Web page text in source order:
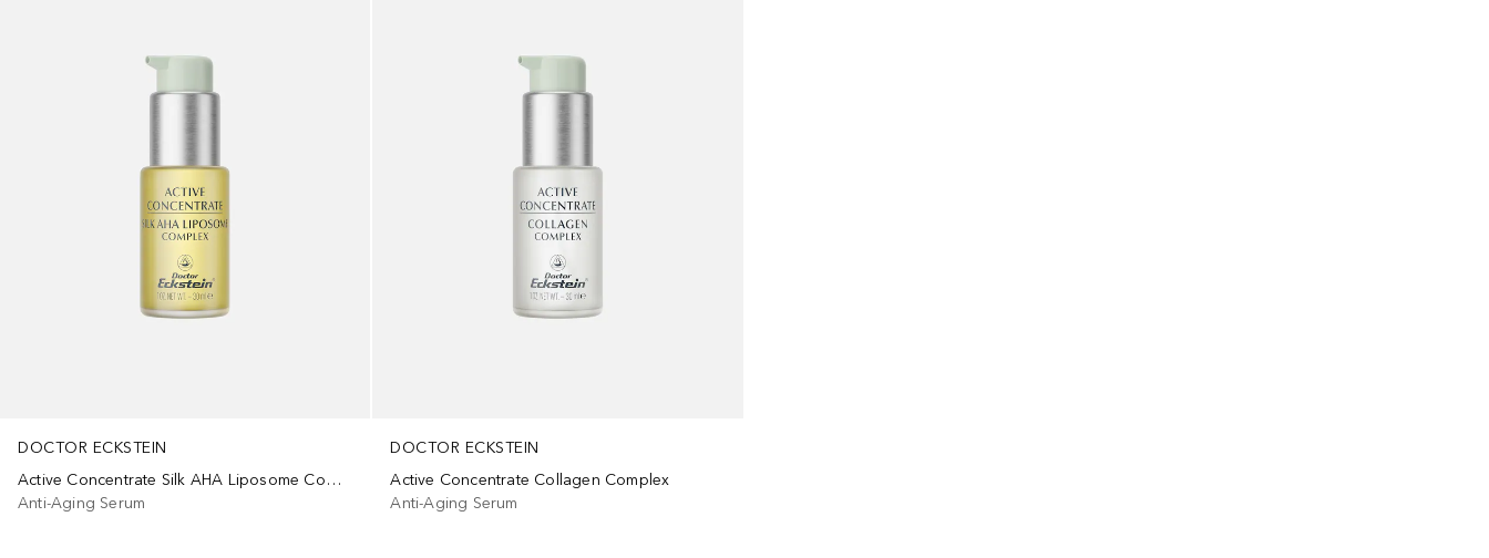
DOCTOR ECKSTEIN
Active Concentrate Silk AHA Liposome Complex
Anti-Aging Serum
DOCTOR ECKSTEIN
Active Concentrate Collagen Complex
Anti-Aging Serum